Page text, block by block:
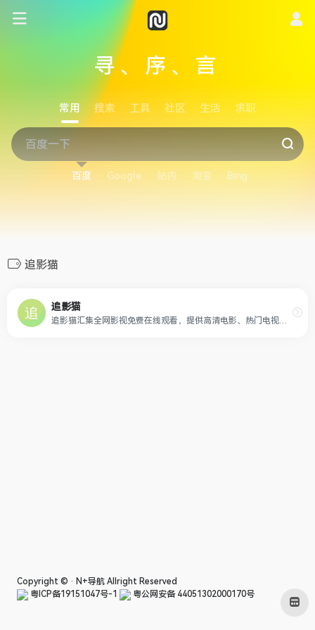
寻、序、言
常用 搜索 工具 社区 生活 求职
百度 Google 站内 淘宝 Bing
追影猫
追影猫
Copyright © · N+导航 Allright Reserved
粤ICP备19151047号-1
粤公网安备 44051302000170号